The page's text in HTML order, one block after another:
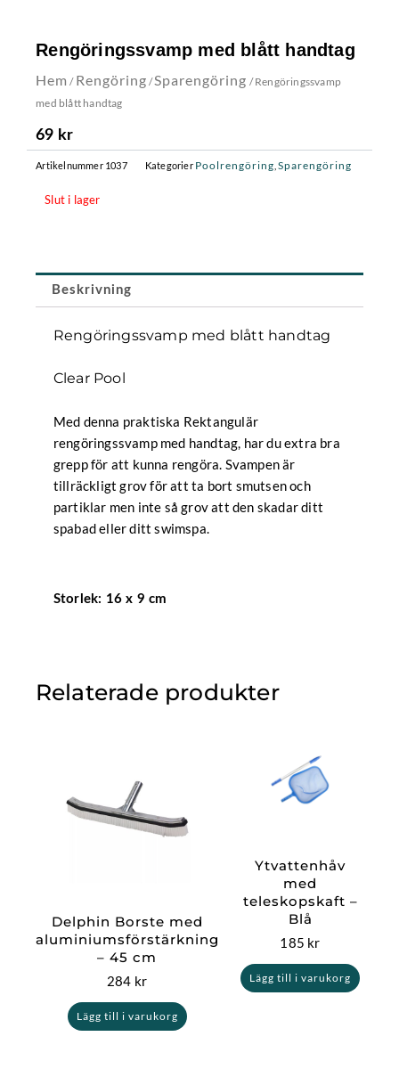
Rengöringssvamp med blått handtag
Hem / Rengöring /Sparengöring / Rengöringssvamp
med blått handtag
69 kr
Artikelnummer 1037 Kategorier Poolrengöring ,Sparengöring
Slut i lager
Beskrivning
Rengöringssvamp med blått handtag
Clear Pool
Med denna praktiska Rektangulär
rengöringssvamp med handtag, har du extra bra
grepp för att kunna rengöra. Svampen är
tillräckligt grov för att ta bort smutsen och
partiklar men inte så grov att den skadar ditt
spabad eller ditt swimspa.
Storlek: 16 x 9 cm
Relaterade produkter
Delphin Borste med
aluminiumsförstärkning
– 45 cm
284 kr
Lägg till i varukorg
Ytvattenhåv
med
teleskopskaft –
Blå
185 kr
Lägg till i varukorg